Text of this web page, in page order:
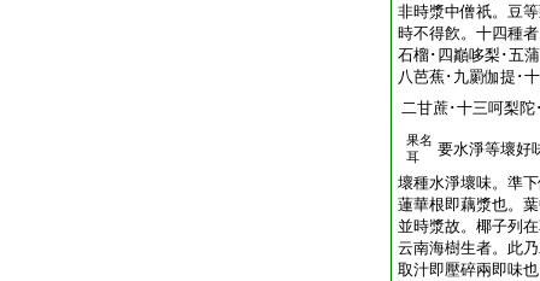
非時漿中僧祇。豆
時不得飮。十四種
石榴･四巓哆梨･五
八芭蕉･九罽伽提･
二甘蔗･十三呵梨陀
果名
耳
要水淨等壞好
壞種水淨壞味。準
蓮華根即藕漿也。
並時漿故。椰子列
云南海樹生者。此
取汁即壓碎兩即味